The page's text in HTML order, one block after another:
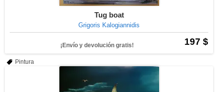
Tug boat
Grigoris Kalogiannidis
197 $
¡Envío y devolución gratis!
Pintura